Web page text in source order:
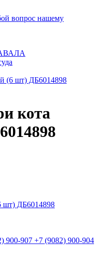
вопрос нашему
(6 шт) ДБ6014898
кота
900-907 +7 (9082) 900-904